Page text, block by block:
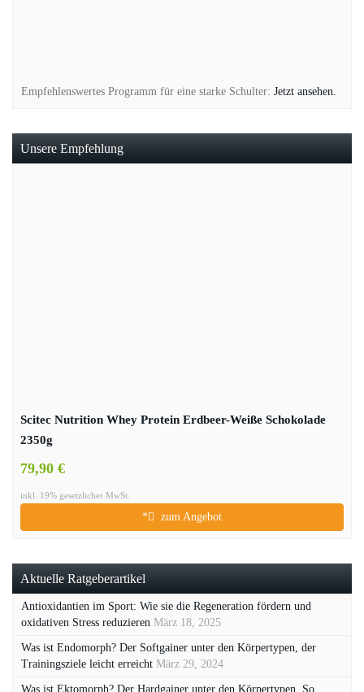
Empfehlenswertes Programm für eine starke Schulter: Jetzt ansehen.
Unsere Empfehlung
Scitec Nutrition Whey Protein Erdbeer-Weiße Schokolade
2350g
79,90 €
inkl. 19% gesetzlicher MwSt.
* zum Angebot
Aktuelle Ratgeberartikel
Antioxidantien im Sport: Wie sie die Regeneration fördern und
oxidativen Stress reduzieren März 18, 2025
Was ist Endomorph? Der Softgainer unter den Körpertypen, der
Trainingsziele leicht erreicht März 29, 2024
Was ist Ektomorph? Der Hardgainer unter den Körpertypen. So